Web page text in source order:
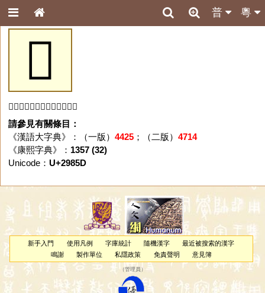
粵
普
𩡝
「𩡝」字未收錄於本資料庫。
請參見有關條目：
《漢語大字典》：（一版） 4425；（二版） 4714
《康熙字典》： 1357 (32)
Unicode： U+2985D
新手入門 使用凡例 字庫統計 隨機漢字
最近被搜索的漢字
鳴謝
製作單位 私隱政策 免責聲明 意見簿
（管理員 ）